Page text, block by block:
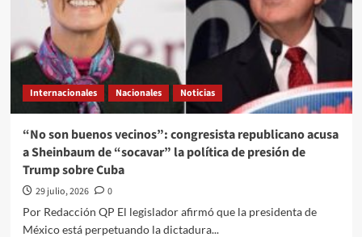
Prado
Angeles///Gianni
Infantino
la
mira
de
Trump
Internacionales Nacionales Noticias
“No son buenos vecinos”: congresista republicano acusa
a Sheinbaum de “socavar” la política de presión de
Trump sobre Cuba
29 julio, 2026
0
Por Redacción QP El legislador afirmó que la presidenta de
México está perpetuando la dictadura...